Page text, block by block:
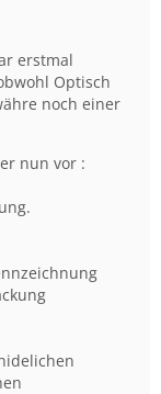
erstmal
Optisch
noch einer
nun vor :